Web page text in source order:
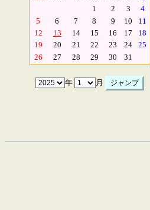
1
2 3
4
5
6 7 8 9 10
11
12
13 14 15 16 17
18
19
20 21 22 23 24
25
26
27 28 29 30 31
年 月